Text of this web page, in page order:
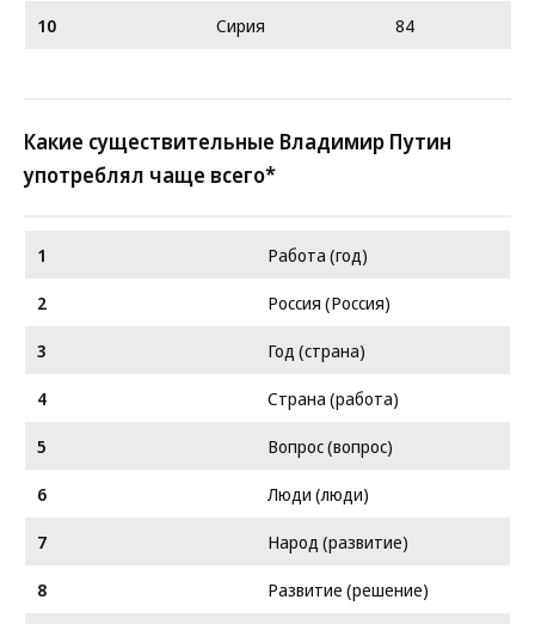
10
Сирия 84
Какие существительные Владимир Путин
употреблял чаще всего*
1
Работа (год)
2
Россия (Россия)
3
Год (страна)
4
Страна (работа)
5
Вопрос (вопрос)
6
Люди (люди)
7
Народ (развитие)
8
Развитие (решение)